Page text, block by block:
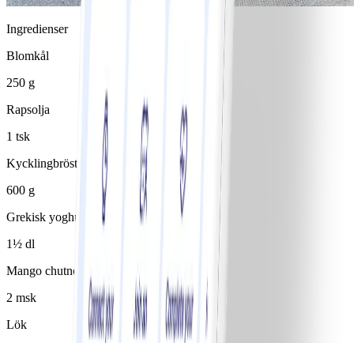
Ingredienser
Blomkål
250 g
Rapsolja
1 tsk
Kycklingbröstfilé
600 g
Grekisk yoghurt 0%
1½ dl
Mango chutney
2 msk
Lök